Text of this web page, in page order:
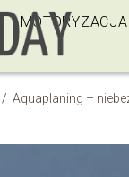
MOTORYZACJA
/ Aquaplaning –